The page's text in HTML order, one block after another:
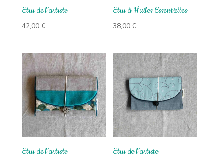
Etui de l’artiste
42,00 €
Etui à Huiles Essentielles
38,00€
Etui de l’artiste Etui de l’artiste